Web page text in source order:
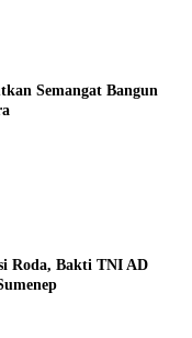
Semangat Bangun
Roda, Bakti TNI AD